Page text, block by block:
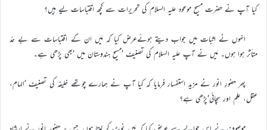
کیا آپ نے حضرت مسیح موعود علیہ السلام کی تحریرات سے کچھ اقتباسات لیے ہیں؟
انہوں نے اثبات میں جواب دیتے ہوئےعرض کیا کہ مَیں ان کے اقتباسات سے بے حدّ
متأثر ہوا ہوں۔ مَیں نے آپ علیہ السلام کی تصنیف ’مسیح ہندوستان میں ‘بھی پڑھی ہے۔
پھر حضورِ انور نے مزید استفسار فرمایا کہ کیا آپ نے ہمارے چوتھے خلیفہ کی تصنیف ’الہام،
عقل، علم اور سچائی‘پڑھی ہے؟